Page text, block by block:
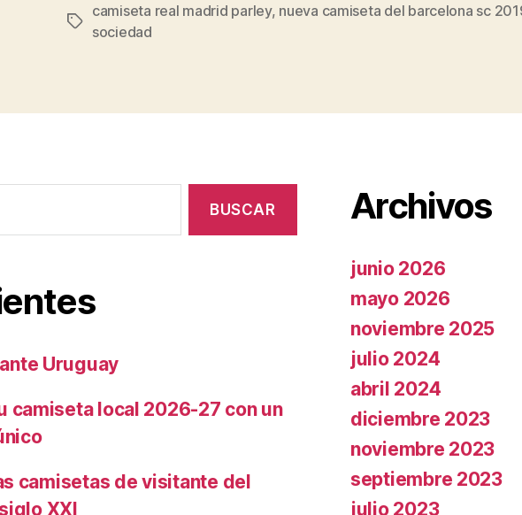
Etiquetas
camiseta real madrid parley, nueva camiseta del barcelona sc
sociedad
Uruguay
camiseta local 2026-27 con un
camisetas de visitante del
XXI
Archivos
junio 2026
mayo 2026
noviembre 2025
julio 2024
abril 2024
diciembre 2023
noviembre 2023
septiembre 2023
julio 2023